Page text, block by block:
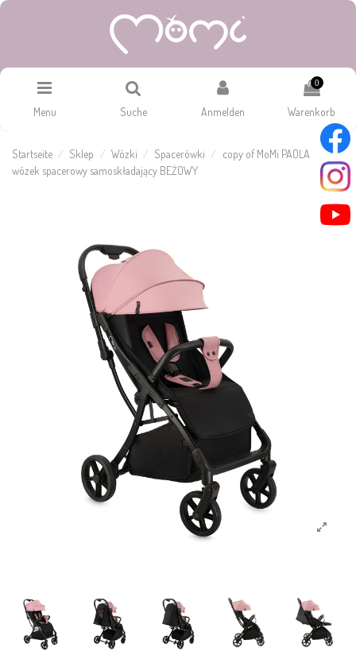
Menu Suche Anmelden
0
Warenkorb
Startseite Sklep Wózki Spacerówki
copy of MoMi PAOLA
wózek spacerowy samoskładający BEŻOWY